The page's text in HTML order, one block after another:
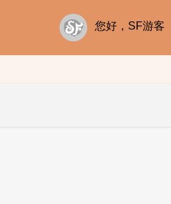
您好，SF游客